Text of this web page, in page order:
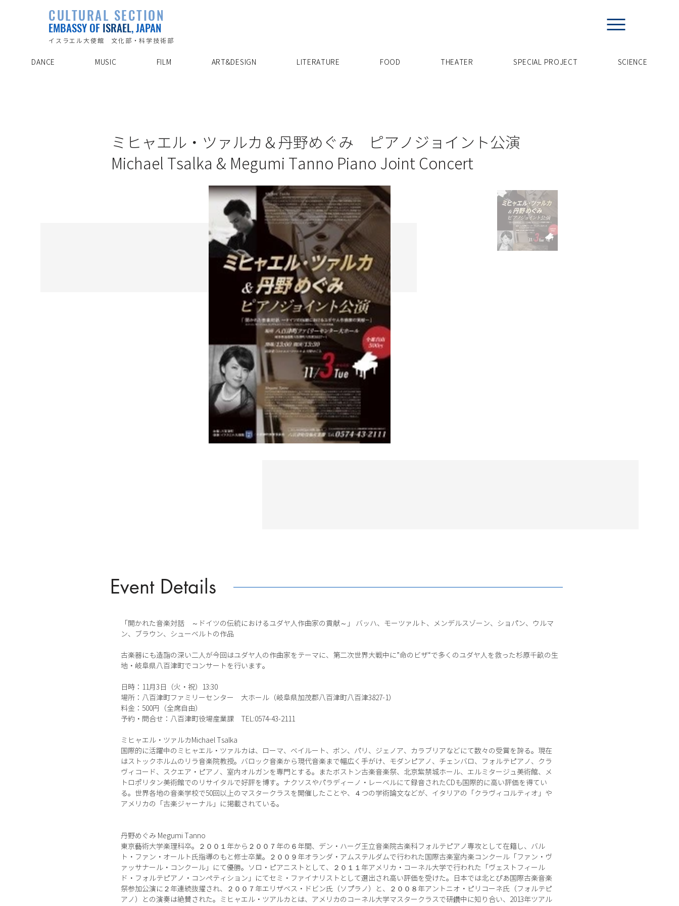
SPECIAL PROJECT
ABOUT US
CONTACT
CULTURAL SECTION
EMBASSY OFISRAEL, JAPAN
イスラエル大使館 文化部・科学技術部
DANCE MUSIC FILM ART&DESIGN LITERATURE FOOD THEATER SPECIAL PROJECT ​SCIENCE
ミヒャエル・ツァルカ＆丹野めぐみ ピアノジョイント公演
Michael Tsalka & Megumi Tanno Piano Joint Concert
Event Details
「開かれた音楽対話 ～ドイツの伝統におけるユダヤ人作曲家の貢献～」 バッハ、モーツァルト、メンデルスゾーン、ショパン、ウルマ
ン、ブラウン、シューベルトの作品
古楽器にも造詣の深い二人が今回はユダヤ人の作曲家をテーマに、第二次世界大戦中に”命のビザ“で多くのユダヤ人を救った杉原千畝の生
地・岐阜県八百津町でコンサートを行います。
日時：11月3日（火・祝）13:30
場所：八百津町ファミリーセンター 大ホール（岐阜県加茂郡八百津町八百津3827-1）
料金：500円（全席自由）
予約・問合せ：八百津町役場産業課 TEL:0574-43-2111
ミヒャエル・ツァルカMichael Tsalka
国際的に活躍中のミヒャエル・ツァルカは、ローマ、ベイルート、ボン、パリ、ジェノア、カラブリアなどにて数々の受賞を誇る。現在
はストックホルムのリラ音楽院教授。バロック音楽から現代音楽まで幅広く手がけ、モダンピアノ、チェンバロ、フォルテピアノ、クラ
ヴィコード、スクエア・ピアノ、室内オルガンを専門とする。またボストン古楽音楽祭、北京紫禁城ホール、エルミタージュ美術館、メ
トロポリタン美術館でのリサイタルで好評を博す。ナクソスやパラディーノ・レーベルにて録音されたCDも国際的に高い評価を得てい
る。世界各地の音楽学校で50回以上のマスタークラスを開催したことや、４つの学術論文などが、イタリアの「クラヴィコルティオ」や
アメリカの「古楽ジャーナル」に掲載されている。
丹野めぐみ Megumi Tanno
東京藝術大学楽理科卒。２００１年から２００７年の６年間、デン・ハーグ王立音楽院古楽科フォルテピアノ専攻として在籍し、バル
ト・ファン・オールト氏指導のもと修士卒業。２００９年オランダ・アムステルダムで行われた国際古楽室内楽コンクール「ファン・ヴ
ァッサナール・コンクール」にて優勝。ソロ・ピアニストとして、２０１１年アメリカ・コーネル大学で行われた「ヴェストフィール
ド・フォルテピアノ・コンペティション」にてセミ・ファイナリストとして選出され高い評価を受けた。日本では北とぴあ国際古楽音楽
祭参加公演に２年連続抜擢され、２００７年エリザベス・ドビン氏（ソプラノ）と、２００８年アントニオ・ピリコーネ氏（フォルテピ
アノ）との演奏は絶賛された。ミヒャエル・ツアルカとは、アメリカのコーネル大学マスタークラスで研鑽中に知り合い、2013年ツアル